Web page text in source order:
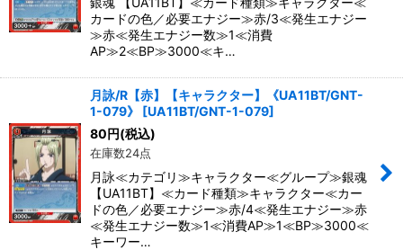
カードの色／必要エナジー≫赤/3≪発生エナジー
≫赤≪発生エナジー数≫1≪消費
AP≫2≪BP≫3000≪キ…
月詠/R【赤】【キャラクター】《UA11BT/GNT-
1-079》
[UA11BT/GNT-1-079]
80円(税込)
在庫数24点
月詠≪カテゴリ≫キャラクター≪グループ≫銀魂
【UA11BT】≪カード種類≫キャラクター≪カー
ドの色／必要エナジー≫赤/4≪発生エナジー≫赤
≪発生エナジー数≫1≪消費AP≫1≪BP≫3000≪
キーワー…